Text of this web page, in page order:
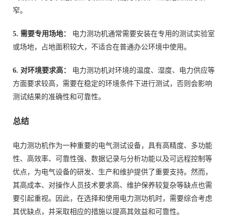
窄。
5. 需要专用场地：
电力测功机通常需要安装在专用的测试实验室
或场地，占地面积较大，不适合在普通办公环境中使用。
6. 对环境要求高：
电力测功机对环境的温度、湿度、电力供应等
方面要求较高，需要在稳定的环境条件下进行测试，否则会影响
测试结果的准确性和可靠性。
总结
电力测功机作为一种重要的电气测试设备，具有高精度、多功能
性、高效率、可靠性强、数据记录与分析功能以及可远程控制等
优点，为电气设备的研发、生产和维护提供了重要支持。然而，
其高成本、对操作人员技术要求高、维护保养较复杂等缺点也需
要引起重视。因此，在选择和使用电力测功机时，需要综合考虑
其优缺点，并采取相应的措施以提高其效益和可靠性。